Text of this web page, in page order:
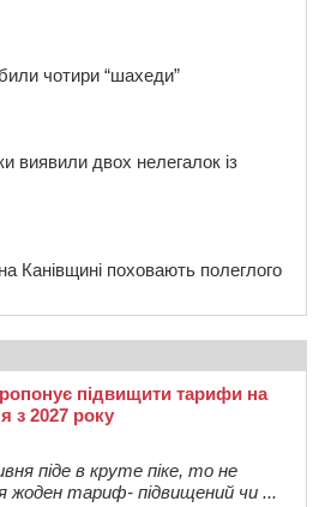
чотири “шахеди”
виявили двох нелегалок із
Канівщині поховають полеглого
підвищити тарифи на
з 2027 року
піде в круте піке, то не
жоден тариф- підвищений чи ...